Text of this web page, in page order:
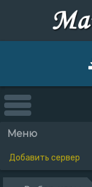
Меню
Добавить сервер